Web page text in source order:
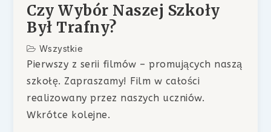
Czy Wybór Naszej Szkoły
Był Trafny?
Wszystkie
Pierwszy z serii filmów – promujących naszą
szkołę. Zapraszamy! Film w całości
realizowany przez naszych uczniów.
Wkrótce kolejne.